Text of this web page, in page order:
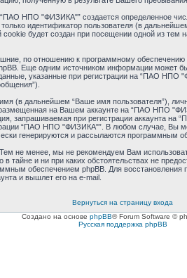
НПО "ФИЗИКА"” создается определенное
идентификатор пользователя (в
будет создан при посещении одной из
по отношению к программному обеспечению
Еще одним источником информации может
указанные при регистрации на “ПАО
(в дальнейшем “Ваше имя пользователя”),
на Вашем аккаунте на “ПАО НПО
запрашиваемая при регистрации аккаунта
“ПАО НПО "ФИЗИКА"”. В любом случае, Вы
генерируются и рассылаются программным
не менее, мы не рекомендуем Вам
и ни при каких обстоятельствах не
обеспечением phpBB. Для
и вышлет его на e-mail.
Вернуться на страницу входа
Создано на основе phpBB® Forum Software ©
Русская поддержка phpBB